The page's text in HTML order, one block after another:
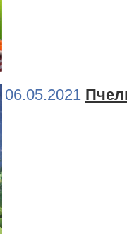
06.05.2021